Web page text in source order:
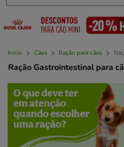
Início Cães Ração para cães
Ração Gastrointestinal para